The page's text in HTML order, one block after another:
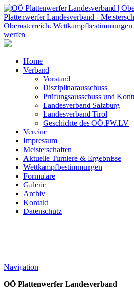
Home
Verband
Vorstand
Disziplinarausschuss
Prüfungsausschuss und
Landesverband Salzburg
Landesverband Tirol
Geschichte des OÖ.PW.LV
Vereine
Impressum
Meisterschaften
Aktuelle Turniere & Ergebnisse
Wettkampfbestimmungen
Formulare
Galerie
Archiv
Kontakt
Datenschutz
Navigation
OÖ Plattenwerfer Landesverband